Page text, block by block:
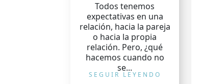
Todos tenemos
expectativas en una
relación, hacia la pareja
o hacia la propia
relación. Pero, ¿qué
hacemos cuando no
se...
SEGUIR LEYENDO